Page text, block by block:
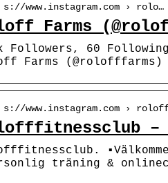
www.instagram.com › rolo…
Farms
Followers, 60
Farms (@rolofffarms)
www.instagram.com ›
–
träning &